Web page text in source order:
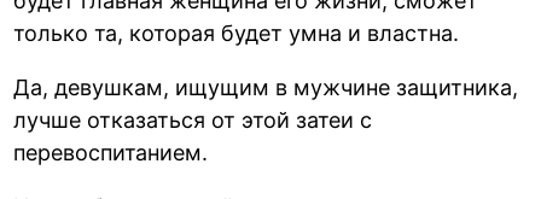
только та, которая будет умна и властна.
Да, девушкам, ищущим в мужчине защитника,
лучше отказаться от этой затеи с
перевоспитанием.